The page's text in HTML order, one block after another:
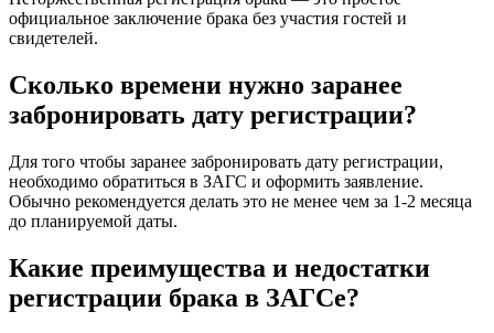
официальное заключение брака без участия гостей и
свидетелей.
Сколько времени нужно заранее
забронировать дату регистрации?
Для того чтобы заранее забронировать дату регистрации,
необходимо обратиться в ЗАГС и оформить заявление.
Обычно рекомендуется делать это не менее чем за 1-2 месяца
до планируемой даты.
Какие преимущества и недостатки
регистрации брака в ЗАГСе?